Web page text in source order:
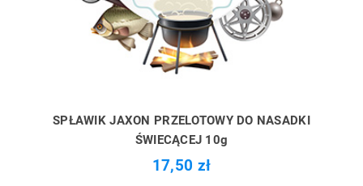
SPŁAWIK JAXON PRZELOTOWY DO NASADKI
ŚWIECĄCEJ 10g
17,50 zł